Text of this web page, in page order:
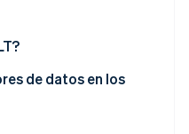
construyendo la
de datos en los